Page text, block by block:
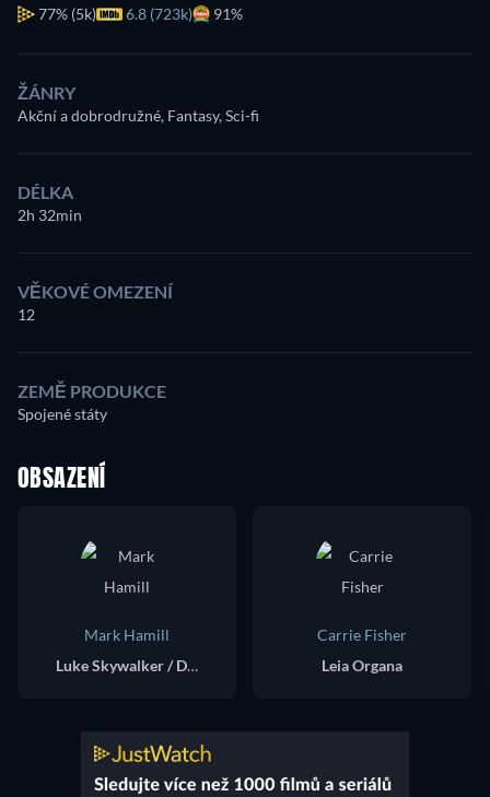
77% (5k) 6.8 (723k) 91%
ŽÁNRY
Akční a dobrodružné, Fantasy, Sci-fi
DÉLKA
2h 32min
VĚKOVÉ OMEZENÍ
12
ZEMĚ PRODUKCE
Spojené státy
OBSAZENÍ
Mark Hamill
Luke Skywalker / Dobbu Scay (voice)
Carrie Fisher
Leia Organa